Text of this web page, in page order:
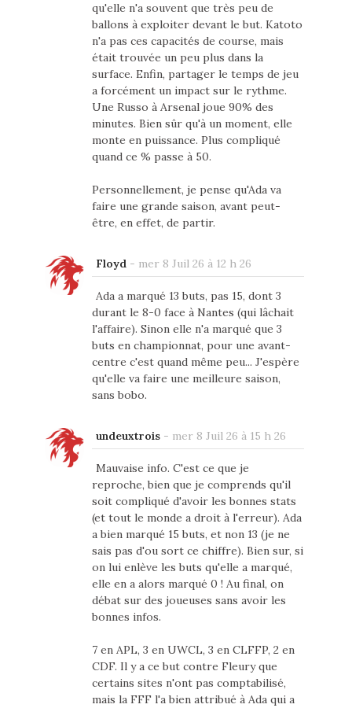
qu'elle n'a souvent que très peu de
ballons à exploiter devant le but. Katoto
n'a pas ces capacités de course, mais
était trouvée un peu plus dans la
surface. Enfin, partager le temps de jeu
a forcément un impact sur le rythme.
Une Russo à Arsenal joue 90% des
minutes. Bien sûr qu'à un moment, elle
monte en puissance. Plus compliqué
quand ce % passe à 50.
Personnellement, je pense qu'Ada va
faire une grande saison, avant peut-
être, en effet, de partir.
Floyd- mer 8 Juil 26 à 12 h 26
Ada a marqué 13 buts, pas 15, dont 3
durant le 8-0 face à Nantes (qui lâchait
l'affaire). Sinon elle n'a marqué que 3
buts en championnat, pour une avant-
centre c'est quand même peu... J'espère
qu'elle va faire une meilleure saison,
sans bobo.
undeuxtrois- mer 8 Juil 26 à 15 h 26
Mauvaise info. C'est ce que je
reproche, bien que je comprends qu'il
soit compliqué d'avoir les bonnes stats
(et tout le monde a droit à l'erreur). Ada
a bien marqué 15 buts, et non 13 (je ne
sais pas d'ou sort ce chiffre). Bien sur, si
on lui enlève les buts qu'elle a marqué,
elle en a alors marqué 0 ! Au final, on
débat sur des joueuses sans avoir les
bonnes infos.
7 en APL, 3 en UWCL, 3 en CLFFP, 2 en
CDF. Il y a ce but contre Fleury que
certains sites n'ont pas comptabilisé,
mais la FFF l'a bien attribué à Ada qui a